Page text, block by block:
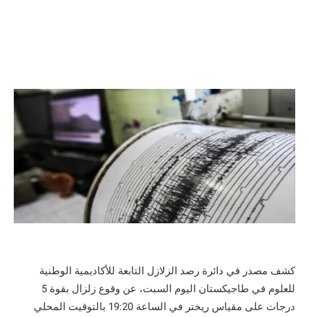
كشف مصدر في دائرة رصد الزلازل التابعة للأكاديمية الوطنية
للعلوم في طاجيكستان اليوم السبت، عن وقوع زلزال بقوة 5
درجات على مقياس ريختر في الساعة 19:20 بالتوقيت المحلي